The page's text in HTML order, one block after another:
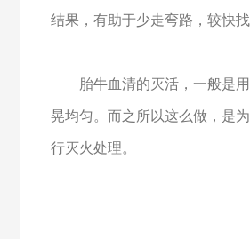
结果，有助于少走弯路，较快找
胎牛血清的灭活，一般是用
晃均匀。而之所以这么做，是
行灭火处理。